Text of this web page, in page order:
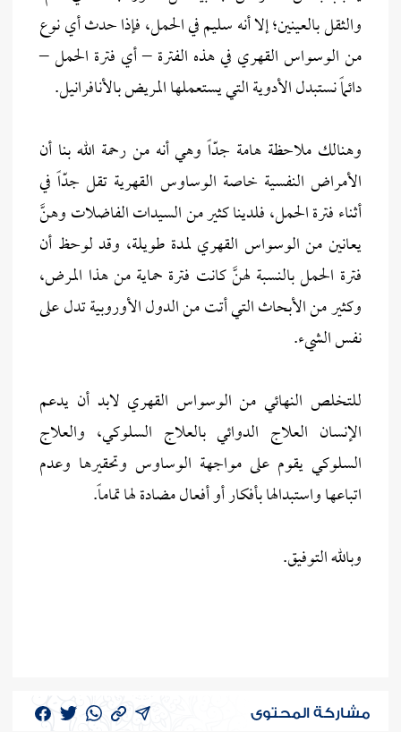
والثقل بالعينين؛ إلا أنه سليم في الحمل، فإذا حدث أي نوع
من الوسواس القهري في هذه الفترة – أي فترة الحمل –
دائماً نستبدل الأدوية التي يستعملها المريض بالأنافرانيل.
وهنالك ملاحظة هامة جدّاً وهي أنه من رحمة الله بنا أن
الأمراض النفسية خاصة الوساوس القهرية تقل جدّاً في
أثناء فترة الحمل، فلدينا كثير من السيدات الفاضلات وهنَّ
يعانين من الوسواس القهري لمدة طويلة، وقد لوحظ أن
فترة الحمل بالنسبة لهنَّ كانت فترة حماية من هذا المرض،
وكثير من الأبحاث التي أتت من الدول الأوروبية تدل على
نفس الشيء.
للتخلص النهائي من الوسواس القهري لابد أن يدعم
الإنسان العلاج الدوائي بالعلاج السلوكي، والعلاج
السلوكي يقوم على مواجهة الوساوس وتحقيرها وعدم
اتباعها واستبدالها بأفكار أو أفعال مضادة لها تماماً.
وبالله التوفيق.
مشاركة المحتوى